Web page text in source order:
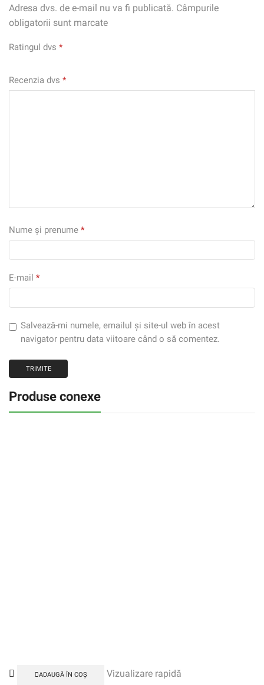
Adresa dvs. de e-mail nu va fi publicată. Câmpurile
obligatorii sunt marcate
Ratingul dvs *
Recenzia dvs *
Nume și prenume *
E-mail *
Salvează-mi numele, emailul și site-ul web în acest
navigator pentru data viitoare când o să comentez.
Produse conexe
ADAUGĂ ÎN COȘ Vizualizare rapidă